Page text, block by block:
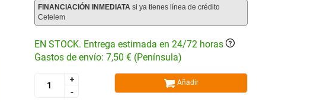
FINANCIACIÓN INMEDIATA si ya tienes línea de crédito
Cetelem
EN STOCK. Entrega estimada en 24/72 horas
Gastos de envío: 7,50 € (Península)
+
-
+
-
Añadir